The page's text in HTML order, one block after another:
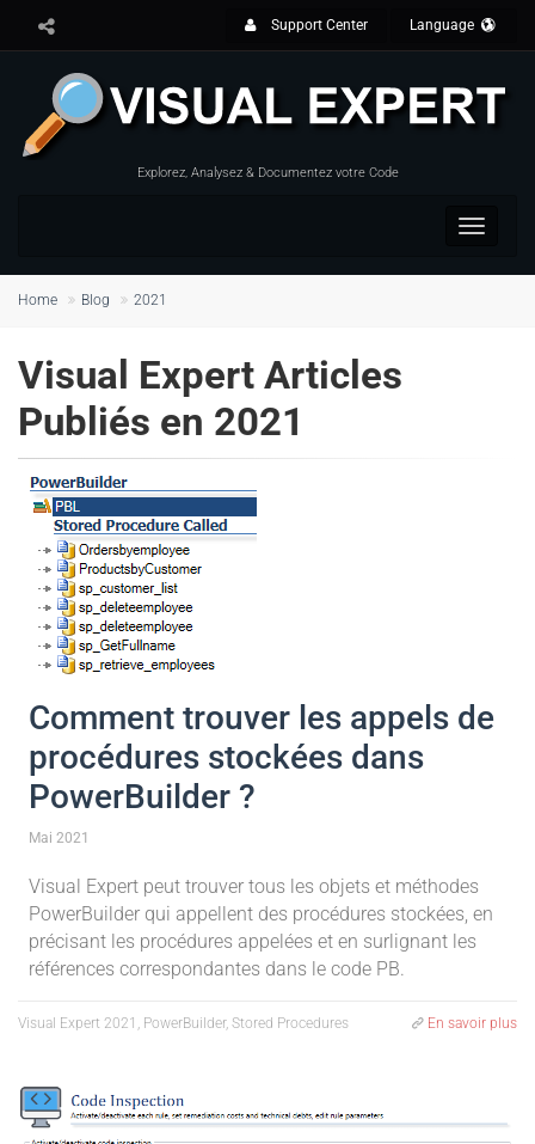
Support Center Language
Explorez, Analysez & Documentez votre Code
Toggle
Home Blog 2021
Visual Expert Articles
Publiés en 2021
Comment trouver les appels de
procédures stockées dans
PowerBuilder ?
Mai 2021
Visual Expert peut trouver tous les objets et méthodes
PowerBuilder qui appellent des procédures stockées, en
précisant les procédures appelées et en surlignant les
références correspondantes dans le code PB.
Visual Expert 2021, PowerBuilder, Stored Procedures En savoir plus